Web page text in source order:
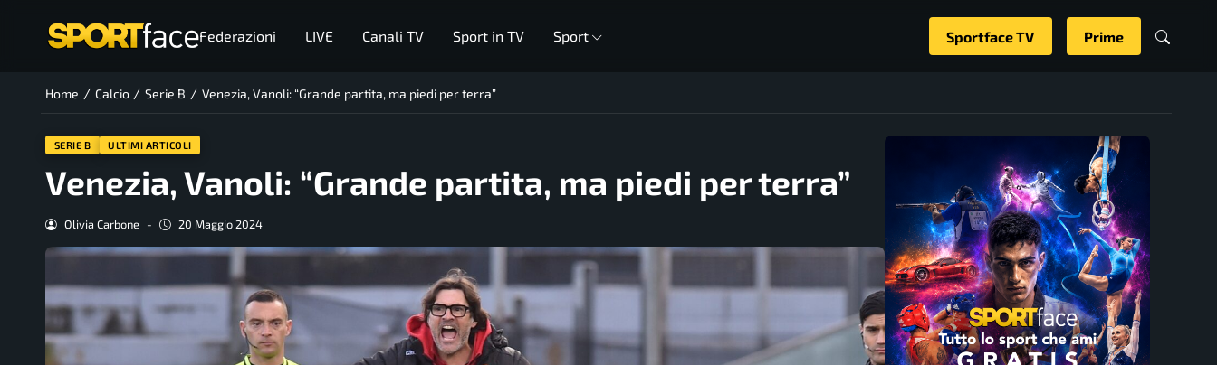
Federazioni LIVE Canali TV Sport in TV Sport Sportface TV Prime
Home / Calcio / Serie B / Venezia, Vanoli: “Grande partita, ma piedi per terra”
SERIE B ULTIMI ARTICOLI
Venezia, Vanoli: “Grande partita, ma piedi per terra”
Olivia Carbone - 20 Maggio 2024